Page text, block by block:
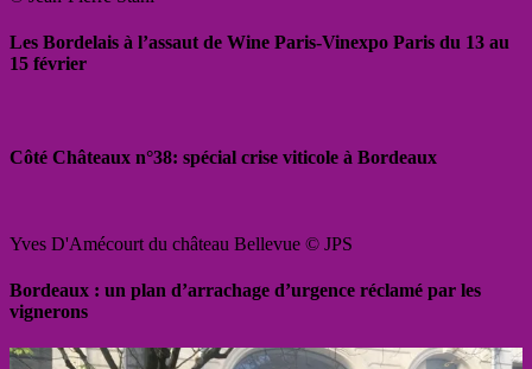
Les Bordelais à l’assaut de Wine Paris-Vinexpo Paris du 13 au
15 février
Côté Châteaux n°38: spécial crise viticole à Bordeaux
Yves D'Amécourt du château Bellevue © JPS
Bordeaux : un plan d’arrachage d’urgence réclamé par les
vignerons